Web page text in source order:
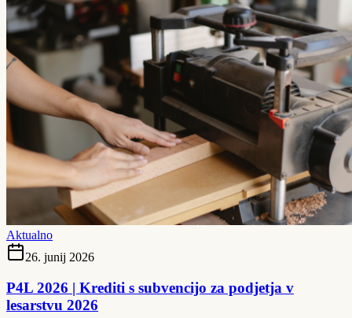
Aktualno
26. junij 2026
P4L 2026 | Krediti s subvencijo za podjetja v
lesarstvu 2026